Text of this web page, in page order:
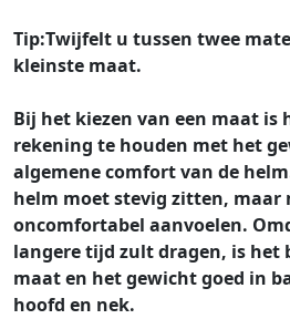
Tip:Twijfelt u tussen twee
kleinste maat.
Bij het kiezen van een maat is
rekening te houden met het
algemene comfort van de
helm moet stevig zitten, maar
oncomfortabel aanvoelen.
langere tijd zult dragen, is het
maat en het gewicht goed in
hoofd en nek.